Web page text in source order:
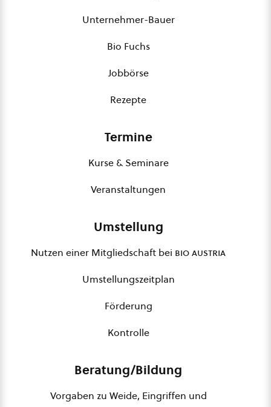
Unternehmer-Bauer
Bio Fuchs
Jobbörse
Rezepte
Termine
Kurse & Seminare
Veranstaltungen
Umstellung
Nutzen einer Mitgliedschaft bei bio austria
Umstellungszeitplan
Förderung
Kontrolle
Beratung/Bildung
Vorgaben zu Weide, Eingriffen und